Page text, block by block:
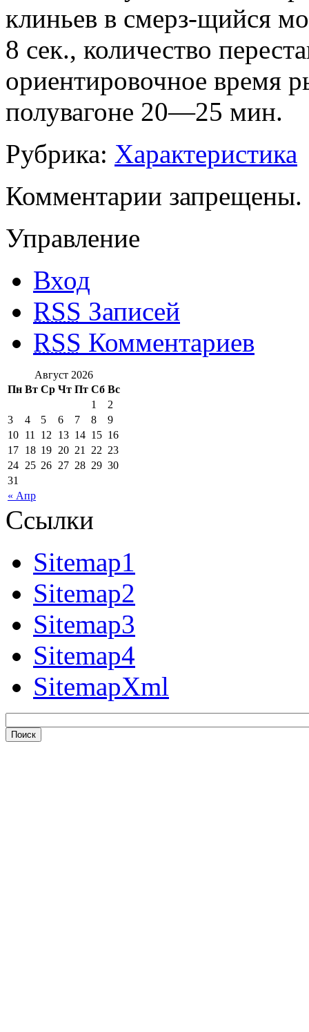
клиньев в смерз-щийся
8 сек., количество
ориентировочное время
полувагоне 20—25 мин.
Рубрика: Характеристика
Комментарии запрещены.
Управление
Вход
RSS Записей
RSS Комментариев
Август 2026
Пн Вт Ср Чт Пт Сб Вс
« Апр
1
2
3
4 5 6 7 8
9
10 11 12 13 14 15 16
17 18 19 20 21 22 23
24 25 26 27 28 29 30
31
Ссылки
Sitemap1
Sitemap2
Sitemap3
Sitemap4
SitemapXml